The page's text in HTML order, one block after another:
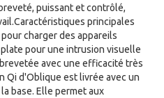
puissant et contrôlé,
principales
charger des appareils
pour une intrusion visuelle
avec une efficacité très
Qi d'Oblique est livrée avec un
base. Elle permet aux